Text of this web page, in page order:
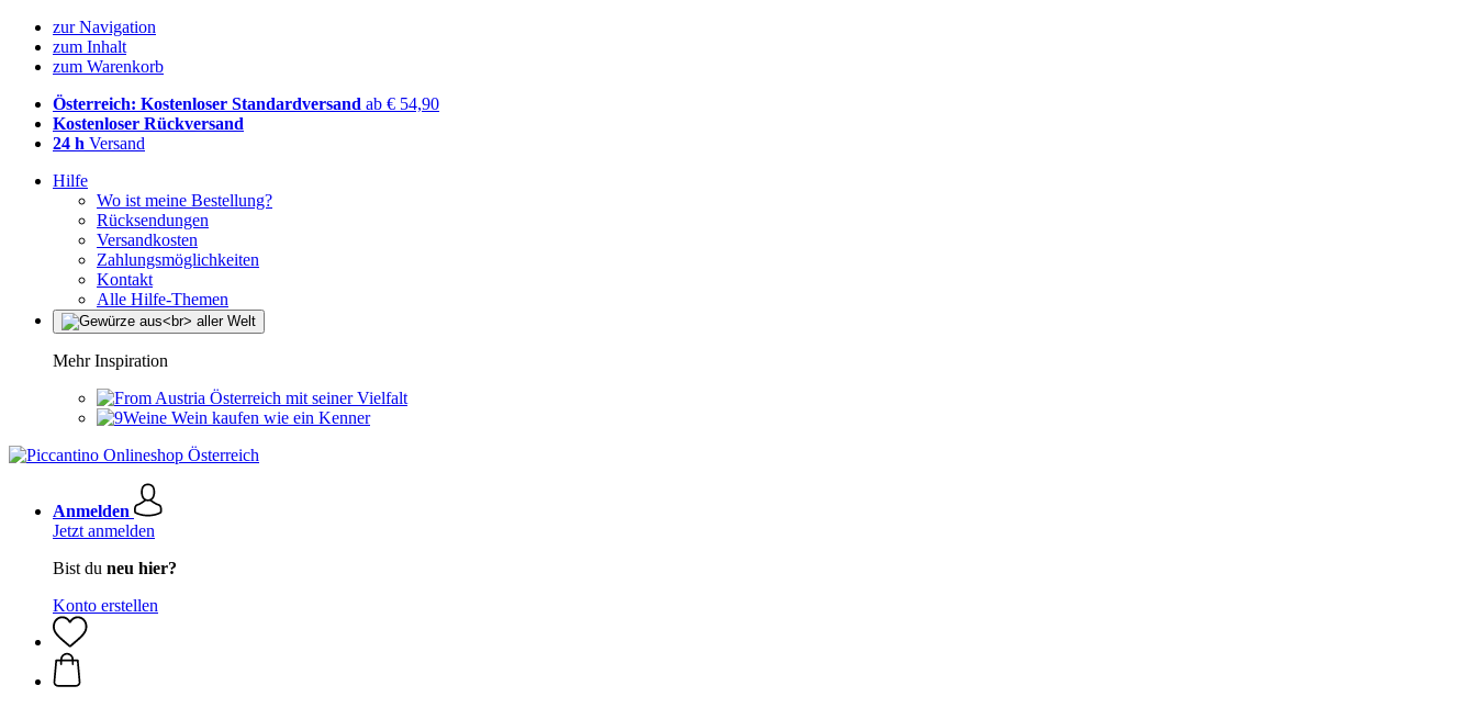
zur Navigation
zum Inhalt
zum Warenkorb
Österreich: Kostenloser Standardversand ab € 54,90
Kostenloser Rückversand
24 h Versand
Hilfe
Wo ist meine Bestellung?
Rücksendungen
Versandkosten
Zahlungsmöglichkeiten
Kontakt
Alle Hilfe-Themen
Mehr Inspiration
Österreich mit seiner Vielfalt
Wein kaufen wie ein Kenner
Anmelden
Jetzt anmelden
Bist du neu hier?
Konto erstellen